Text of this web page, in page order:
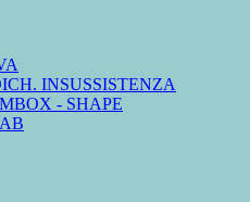
INSUSSISTENZA
- SHAPE